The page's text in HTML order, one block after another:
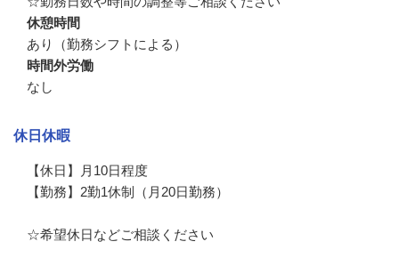
休憩時間
あり（勤務シフトによる）
時間外労働
なし
休日休暇
【休日】月10日程度
【勤務】2勤1休制（月20日勤務）
☆希望休日などご相談ください